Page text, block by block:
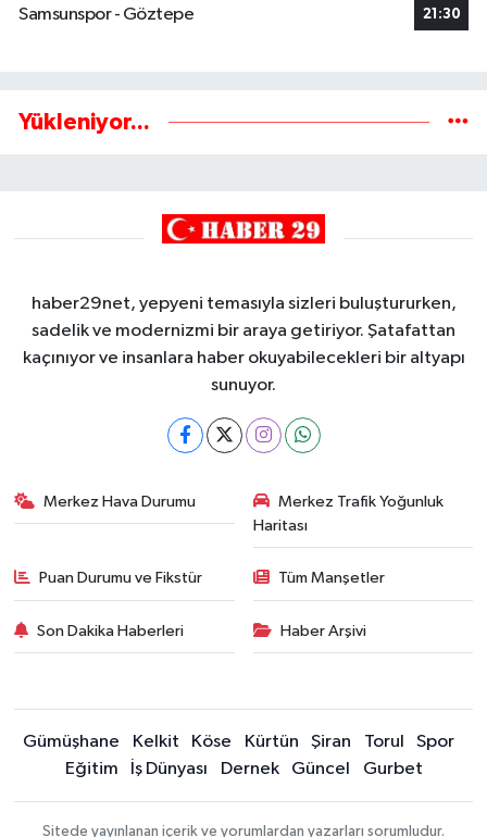
Samsunspor - Göztepe
21:30
Yükleniyor...
haber29net, yepyeni temasıyla sizleri buluştururken,
sadelik ve modernizmi bir araya getiriyor. Şatafattan
kaçınıyor ve insanlara haber okuyabilecekleri bir altyapı
sunuyor.
Merkez Hava Durumu
Merkez Trafik Yoğunluk
Haritası
Puan Durumu ve Fikstür Tüm Manşetler
Son Dakika Haberleri Haber Arşivi
Gümüşhane Kelkit Köse Kürtün Şiran Torul
Spor
Eğitim
İş Dünyası Dernek Güncel Gurbet
Sitede yayınlanan içerik ve yorumlardan yazarları sorumludur.